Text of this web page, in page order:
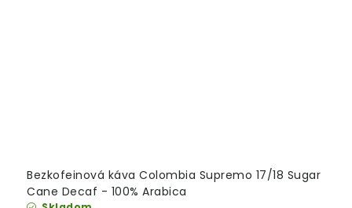
Bezkofeinová káva Colombia Supremo 17/18 Sugar
Cane Decaf - 100% Arabica